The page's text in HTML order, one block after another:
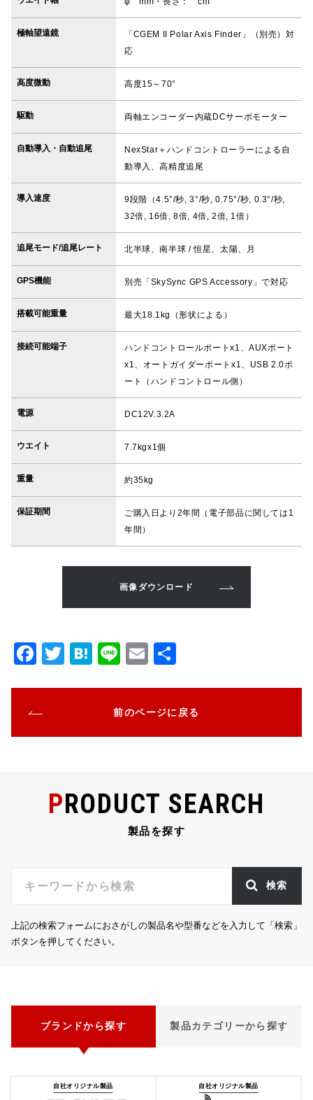
極軸望遠鏡
「CGEM II Polar Axis Finder」（別売）対
応
高度微動 高度15～70°
駆動 両軸エンコーダー内蔵DCサーボモーター
自動導入・自動追尾
NexStar＋ハンドコントローラーによる自
動導入、高精度追尾
導入速度
9段階（4.5°/秒, 3°/秒, 0.75°/秒, 0.3°/秒,
32倍, 16倍, 8倍, 4倍, 2倍, 1倍）
追尾モード/追尾レート 北半球、南半球 / 恒星、太陽、月
GPS機能 別売「SkySync GPS Accessory」で対応
搭載可能重量 最大18.1kg（形状による）
接続可能端子
ハンドコントロールポートx1、AUXポート
x1、オートガイダーポートx1、USB 2.0ポ
ート（ハンドコントロール側）
電源 DC12V.3.2A
ウエイト 7.7kgx1個
重量 約35kg
保証期間
ご購入日より2年間（電子部品に関しては1
年間）
画像ダウンロード
F
e
b
o
T
r
H
a
Li E
l
前のページに戻る
PRODUCT SEARCH
製品を探す
検索
上記の検索フォームにおさがしの製品名や型番などを入力して「検索」
ボタンを押してください。
ブランドから探す 製品カテゴリーから探す
自社オリジナル製品 自社オリジナル製品